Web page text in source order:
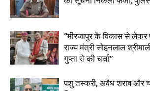
“मीरजापुर के विकास से लेकर
राज्य मंत्री सोहनलाल
गुप्ता से की चर्चा”
पशु तस्करी, अवैध शराब और